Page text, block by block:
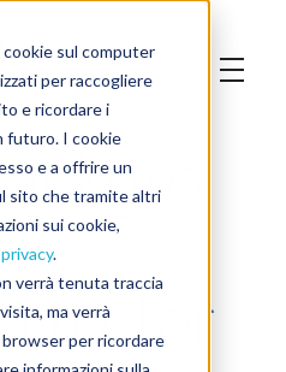
sul computer
per raccogliere
e ricordare i
futuro. I cookie
e a offrire un
sito che tramite altri
sui cookie,
.
verrà tenuta traccia
ma verrà
per ricordarefor